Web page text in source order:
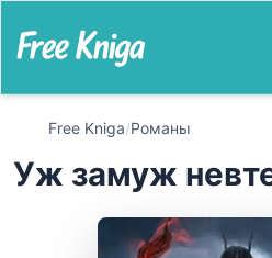
Free Kniga/Романы
Уж замуж